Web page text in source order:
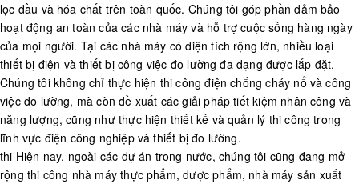
lọc dầu và hóa chất trên toàn quốc. Chúng tôi góp phần đảm bảo
hoạt động an toàn của các nhà máy và hỗ trợ cuộc sống hàng ngày
của mọi người. Tại các nhà máy có diện tích rộng lớn, nhiều loại
thiết bị điện và thiết bị công việc đo lường đa dạng được lắp đặt.
Chúng tôi không chỉ thực hiện thi công điện chống cháy nổ và công
việc đo lường, mà còn đề xuất các giải pháp tiết kiệm nhân công và
năng lượng, cũng như thực hiện thiết kế và quản lý thi công trong
lĩnh vực điện công nghiệp và thiết bị đo lường.
thi Hiện nay, ngoài các dự án trong nước, chúng tôi cũng đang mở
rộng thi công nhà máy thực phẩm, dược phẩm, nhà máy sản xuất